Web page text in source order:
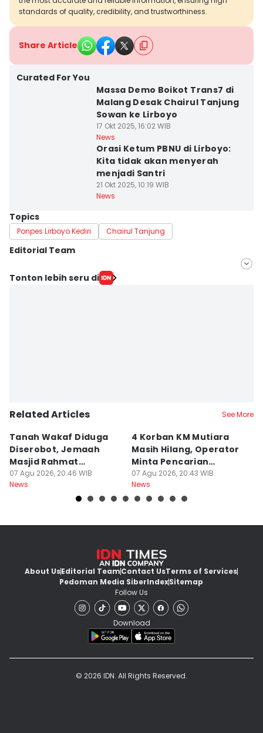
standards of quality, credibility, and trustworthiness.
Share Article
Curated For You
Massa Demo Boikot Trans7 di
Malang Desak Chairul Tanjung
Sowan ke Lirboyo
17 Okt 2025, 16:02 WIB
News
Orasi Ketum PBNU di Lirboyo:
Kita tidak akan menyerah
menjadi Santri
21 Okt 2025, 10:19 WIB
News
Topics
Ponpes Lirboyo Kediri Chairul Tanjung
Editorial Team
Editor
Tonton lebih seru di
Related Articles See More
Tanah Wakaf Diduga
Diserobot, Jemaah
Masjid Rahmat
Surabaya Protes
07 Agu 2026, 20:46 WIB
News
4 Korban KM Mutiara
Masih Hilang, Operator
Minta Pencarian
Dilanjut
07 Agu 2026, 20:43 WIB
News
About UsEditorial TeamContact UsTerms of Services
Pedoman Media SiberIndexSitemap
Follow Us
Download
© 2026 IDN. All Rights Reserved.